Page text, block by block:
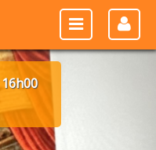
16h00